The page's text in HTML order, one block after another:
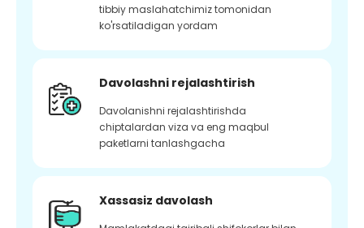
tibbiy maslahatchimiz tomonidan
ko'rsatiladigan yordam
Davolashni rejalashtirish
Davolanishni rejalashtirishda
chiptalardan viza va eng maqbul
paketlarni tanlashgacha
Xassasiz davolash